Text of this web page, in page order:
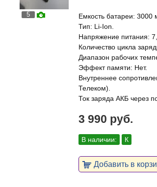
5
Емкость батареи: 3000
Тип: Li-Ion.
Напряжение питания:
Количество цикла
Диапазон рабочих
Эффект памяти: Нет.
Внутреннее
Телеком).
Ток заряда АКБ через
3 990 руб.
В наличии: К
Добавить в